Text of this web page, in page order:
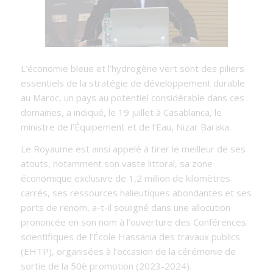
L’économie bleue et l’hydrogène vert sont des piliers
essentiels de la stratégie de développement durable
au Maroc, un pays au potentiel considérable dans ces
domaines, a indiqué, le 19 juillet à Casablanca, le
ministre de l’Équipement et de l’Eau, Nizar Baraka.
Le Royaume est ainsi appelé à tirer le meilleur de ses
atouts, notamment son vaste littoral, sa zone
économique exclusive de 1,2 million de kilomètres
carrés, ses ressources halieutiques abondantes et ses
ports de renom, a-t-il souligné dans une allocution
prononcée en son nom à l’ouverture des Conférences
scientifiques de l’École Hassania des travaux publics
(EHTP), organisées à l’occasion de la cérémonie de
sortie de la 50è promotion (2023-2024).